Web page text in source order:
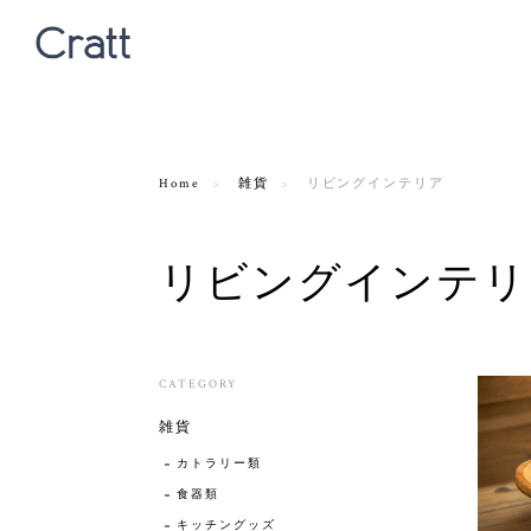
Home 雑貨 リビングインテリア
リビングインテ
CATEGORY
雑貨
カトラリー類
食器類
キッチングッズ